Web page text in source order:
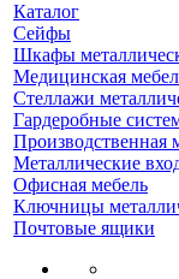
Каталог
Сейфы
Шкафы
Медицинская
Стеллажи
Гардеробные
Производственная
Металлические
Офисная мебель
Ключницы
Почтовые ящики